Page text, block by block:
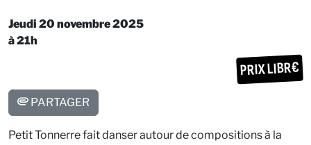
Jeudi 20 novembre 2025
à 21h
PRIX LIBR€
PARTAGER
Petit Tonnerre fait danser autour de compositions à la